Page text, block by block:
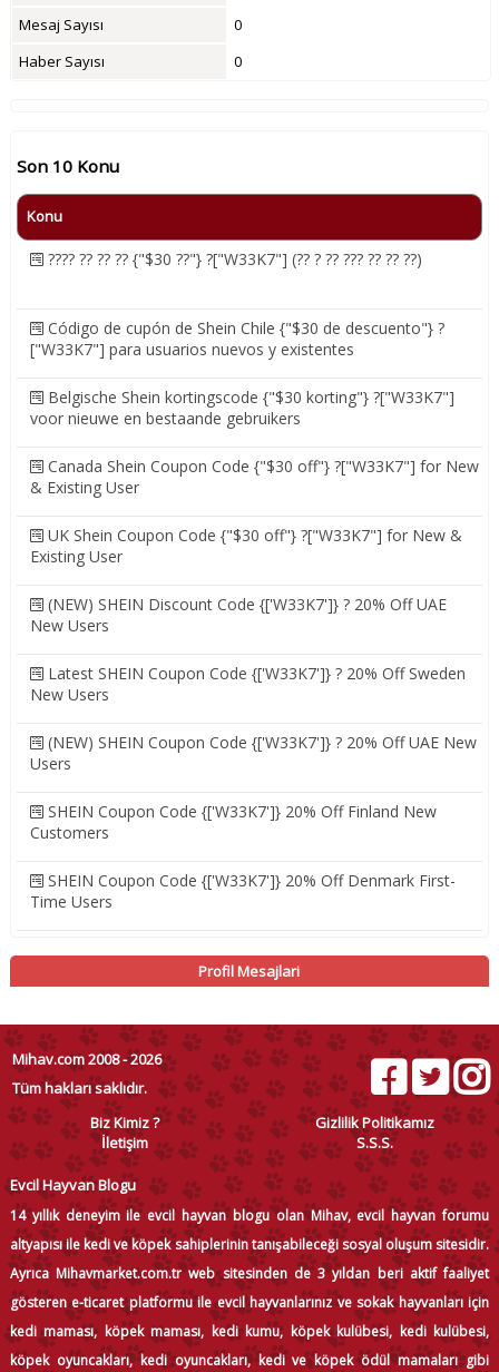
Mesaj Sayısı
0
Haber Sayısı
0
Son 10 Konu
Konu
???? ?? ?? ?? {"$30 ??"} ?["W33K7"] (?? ? ?? ??? ?? ?? ??)
Código de cupón de Shein Chile {"$30 de descuento"} ?
["W33K7"] para usuarios nuevos y existentes
Belgische Shein kortingscode {"$30 korting"} ?["W33K7"]
voor nieuwe en bestaande gebruikers
Canada Shein Coupon Code {"$30 off"} ?["W33K7"] for New
& Existing User
UK Shein Coupon Code {"$30 off"} ?["W33K7"] for New &
Existing User
(NEW) SHEIN Discount Code {['W33K7']} ? 20% Off UAE
New Users
Latest SHEIN Coupon Code {['W33K7']} ? 20% Off Sweden
New Users
(NEW) SHEIN Coupon Code {['W33K7']} ? 20% Off UAE New
Users
SHEIN Coupon Code {['W33K7']} 20% Off Finland New
Customers
SHEIN Coupon Code {['W33K7']} 20% Off Denmark First-
Time Users
Profil Mesajlari
Mihav.com 2008 - 2026
Tüm hakları saklıdır.
Biz Kimiz ?
Gizlilik Politikamız
İletişim
S.S.S.
Evcil Hayvan Blogu
14 yıllık deneyim ile evcil hayvan blogu olan Mihav, evcil hayvan forumu
altyapısı ile kedi ve köpek sahiplerinin tanışabileceği sosyal oluşum sitesidir.
Ayrıca Mihavmarket.com.tr web sitesinden de 3 yıldan beri aktif faaliyet
gösteren e-ticaret platformu ile evcil hayvanlarınız ve sokak hayvanları için
kedi maması, köpek maması, kedi kumu, köpek kulübesi, kedi kulübesi,
köpek oyuncakları, kedi oyuncakları, kedi ve köpek ödül mamaları gibi